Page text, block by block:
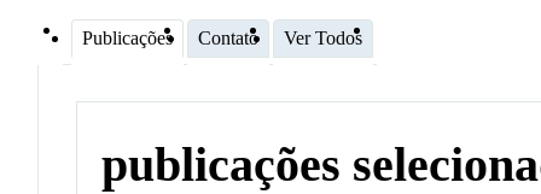
Publicações Contato Ver Todos
publicações